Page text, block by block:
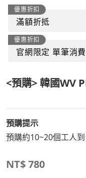
優惠折扣
滿額折抵
優惠折扣
官網限定 單筆消
<預購> 韓國WV
預購提示
預購約10~20個工人
NT$780